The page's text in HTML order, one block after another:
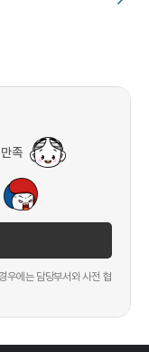
족
우에는 담당부서와 사전 협